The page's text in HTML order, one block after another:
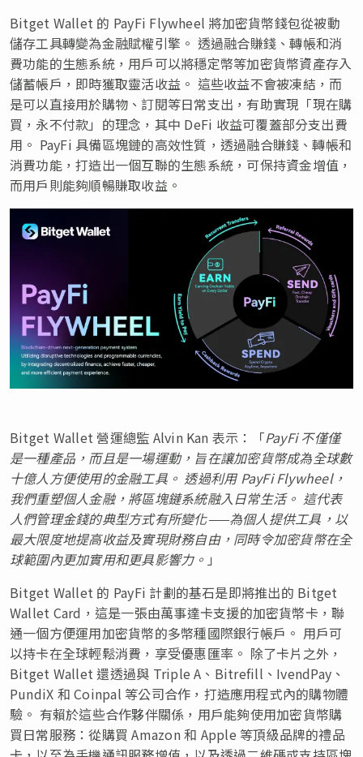
Bitget Wallet 的 PayFi Flywheel 將加密貨幣錢包從被動
儲存工具轉變為金融賦權引擎。 透過融合賺錢、轉帳和消
費功能的生態系統，用戶可以將穩定幣等加密貨幣資產存入
儲蓄帳戶，即時獲取靈活收益。 這些收益不會被凍結，而
是可以直接用於購物、訂閱等日常支出，有助實現「現在購
買，永不付款」的理念，其中 DeFi 收益可覆蓋部分支出費
用。 PayFi 具備區塊鏈的高效性質，透過融合賺錢、轉帳和
消費功能，打造出一個互聯的生態系統，可保持資金增值，
而用戶則能夠順暢賺取收益。
Bitget Wallet 營運總監 Alvin Kan 表示：「PayFi 不僅僅
是一種產品，而且是一場運動，旨在讓加密貨幣成為全球數
十億人方便使用的金融工具。 透過利用 PayFi Flywheel，
我們重塑個人金融，將區塊鏈系統融入日常生活。 這代表
人們管理金錢的典型方式有所變化——為個人提供工具，以
最大限度地提高收益及實現財務自由，同時令加密貨幣在全
球範圍內更加實用和更具影響力。 」
Bitget Wallet 的 PayFi 計劃的基石是即將推出的 Bitget
Wallet Card，這是一張由萬事達卡支援的加密貨幣卡，聯
通一個方便運用加密貨幣的多幣種國際銀行帳戶。 用戶可
以持卡在全球輕鬆消費，享受優惠匯率。 除了卡片之外，
Bitget Wallet 還透過與 Triple A、Bitrefill、IvendPay、
PundiX 和 Coinpal 等公司合作，打造應用程式內的購物體
驗。 有賴於這些合作夥伴關係，用戶能夠使用加密貨幣購
買日常服務：從購買 Amazon 和 Apple 等頂級品牌的禮品